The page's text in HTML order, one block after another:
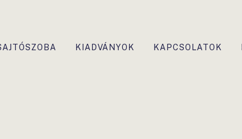
KIADVÁNYOK KAPCSOLATOK